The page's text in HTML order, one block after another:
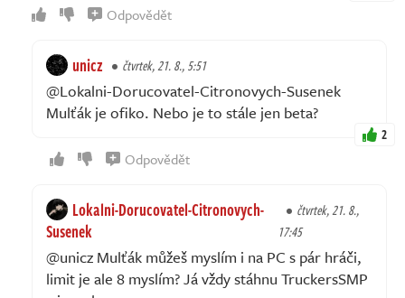
Odpovědět
unicz čtvrtek, 21. 8., 5:51
@Lokalni-Dorucovatel-Citronovych-Susenek
Mulťák je ofiko. Nebo je to stále jen beta?
2
Odpovědět
Lokalni-Dorucovatel-Citronovych-
Susenek
čtvrtek, 21. 8.,
17:45
@unicz Mulťák můžeš myslím i na PC s pár hráči,
limit je ale 8 myslím? Já vždy stáhnu TruckersSMP